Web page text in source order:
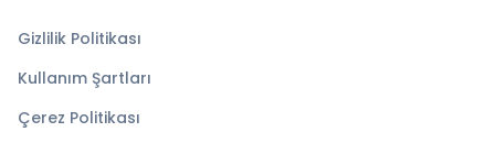
Gizlilik Politikası
Kullanım Şartları
Çerez Politikası